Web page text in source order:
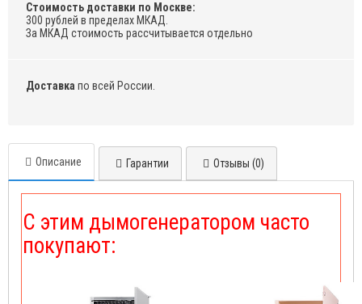
Стоимость доставки по Москве:
300 рублей в пределах МКАД.
За МКАД стоимость рассчитывается отдельно
Доставка по всей России.
Описание Гарантии Отзывы (0)
С этим дымогенератором часто
покупают: